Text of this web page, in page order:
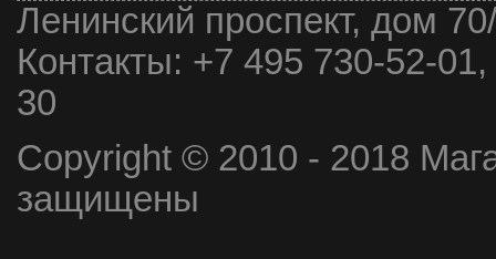
Ленинский проспект, дом
Контакты: +7 495 730-52-
30
Copyright © 2010 - 2018
защищены